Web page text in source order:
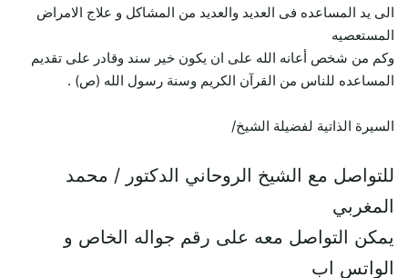
الى يد المساعده فى العديد والعديد من المشاكل و علاج الامراض
المستعصيه
وكم من شخص أعانه الله على ان يكون خير سند وقادر على تقديم
المساعده للناس من القرآن الكريم وسنة رسول الله (ص) .
السيرة الذاتية لفضيلة الشيخ/
للتواصل مع الشيخ الروحاني الدكتور / محمد
المغربي
يمكن التواصل معه على رقم جواله الخاص و
الواتس اب